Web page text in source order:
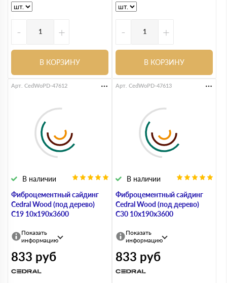
- +
В КОРЗИНУ
- +
В КОРЗИНУ
Фиброцементный сайдинг
Cedral Wood (под дерево)
С19 10х190х3600
В наличии
Арт. CedWoPD-47612
Показать
информацию
833 руб
Фиброцементный сайдинг
Cedral Wood (под дерево)
С30 10х190х3600
В наличии
Арт. CedWoPD-47613
Показать
информацию
833 руб